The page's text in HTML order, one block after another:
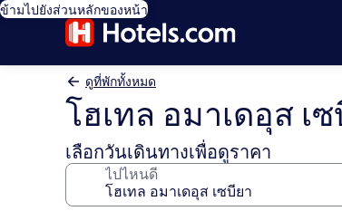
ข้ามไปยังส่วนหลักของหน้า
ดูที่พักทั้งหมด
โฮเทล อมาเดอุส เ
เลือกวันเดินทางเพื่อดูราคา
ไปไหนดี